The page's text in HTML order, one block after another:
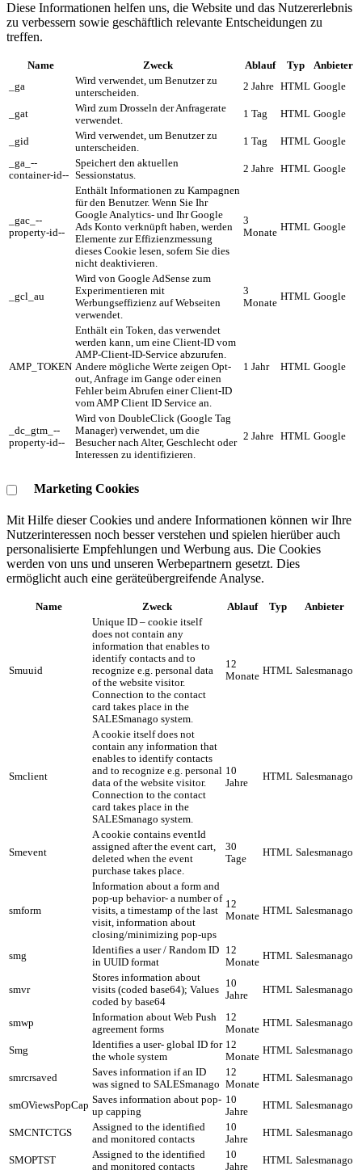
Diese Informationen helfen uns, die Website und das Nutzererlebnis
zu verbessern sowie geschäftlich relevante Entscheidungen zu
treffen.
Name Zweck Ablauf Typ
Anbieter
_ga
Wird verwendet, um Benutzer zu
unterscheiden.
2 Jahre HTML Google
_gat
Wird zum Drosseln der Anfragerate
verwendet.
1 Tag HTML Google
_gid
Wird verwendet, um Benutzer zu
unterscheiden.
1 Tag HTML Google
_ga_--
container-id--
Speichert den aktuellen
Sessionstatus.
2 Jahre HTML Google
_gac_--
property-id--
Enthält Informationen zu Kampagnen
für den Benutzer. Wenn Sie Ihr
Google Analytics- und Ihr Google
Ads Konto verknüpft haben, werden
Elemente zur Effizienzmessung
dieses Cookie lesen, sofern Sie dies
nicht deaktivieren.
3
Monate HTML Google
_gcl_au
Wird von Google AdSense zum
Experimentieren mit
Werbungseffizienz auf Webseiten
verwendet.
3
Monate
HTML Google
AMP_TOKEN
Enthält ein Token, das verwendet
werden kann, um eine Client-ID vom
AMP-Client-ID-Service abzurufen.
Andere mögliche Werte zeigen Opt-
out, Anfrage im Gange oder einen
Fehler beim Abrufen einer Client-ID
vom AMP Client ID Service an.
1 Jahr HTML Google
_dc_gtm_--
property-id--
Wird von DoubleClick (Google Tag
Manager) verwendet, um die
Besucher nach Alter, Geschlecht oder
Interessen zu identifizieren.
2 Jahre HTML Google
Marketing Cookies
Mit Hilfe dieser Cookies und andere Informationen können wir Ihre
Nutzerinteressen noch besser verstehen und spielen hierüber auch
personalisierte Empfehlungen und Werbung aus. ​Die Cookies
werden von uns und unseren Werbepartnern gesetzt. Dies
ermöglicht auch eine geräteübergreifende Analyse.
Name Zweck Ablauf Typ Anbieter
Smuuid
Unique ID – cookie itself
does not contain any
information that enables to
identify contacts and to
recognize e.g. personal data
of the website visitor.
Connection to the contact
card takes place in the
SALESmanago system.
12
Monate HTML Salesmanago
Smclient
A cookie itself does not
contain any information that
enables to identify contacts
and to recognize e.g. personal
data of the website visitor.
Connection to the contact
card takes place in the
SALESmanago system.
10
Jahre
HTML Salesmanago
Smevent
A cookie contains eventId
assigned after the event cart,
deleted when the event
purchase takes place.
30
Tage
HTML Salesmanago
smform
Information about a form and
pop-up behavior- a number of
visits, a timestamp of the last
visit, information about
closing/minimizing pop-ups
12
Monate HTML Salesmanago
smg
Identifies a user / Random ID
in UUID format
12
Monate
HTML Salesmanago
smvr
Stores information about
visits (coded base64); Values
coded by base64
10
Jahre
HTML Salesmanago
smwp
Information about Web Push
agreement forms
12
Monate
HTML Salesmanago
Smg
Identifies a user- global ID for
the whole system
12
Monate
HTML Salesmanago
smrcrsaved
Saves information if an ID
was signed to SALESmanago
12
Monate
HTML Salesmanago
smOViewsPopCap Saves information about pop-
up capping
10
Jahre
HTML Salesmanago
SMCNTCTGS
Assigned to the identified
and monitored contacts
10
Jahre
HTML Salesmanago
SMOPTST
Assigned to the identified
and monitored contacts
10
Jahre
HTML Salesmanago